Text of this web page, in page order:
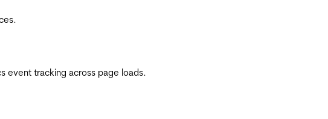
event tracking across page loads.